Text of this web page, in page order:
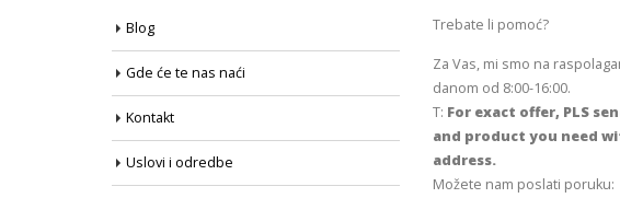
Blog
Gde će te nas naći
Kontakt
Uslovi i odredbe
Trebate li pomoć?
Za Vas, mi smo na
danom od 8:00-16:00.
T: For exact offer, PLS
and product you need
address.
Možete nam poslati poruku: